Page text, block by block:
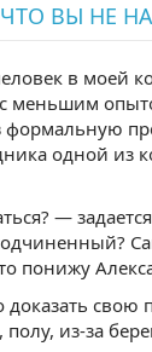
ВЫ НЕ
в моей
меньшим
формальную
одной из
—
понижу
свою
из-за